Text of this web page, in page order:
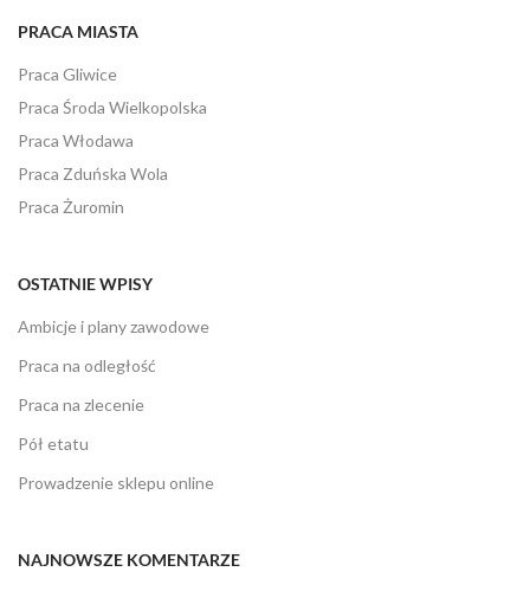
PRACA MIASTA
Praca Gliwice
Praca Środa Wielkopolska
Praca Włodawa
Praca Zduńska Wola
Praca Żuromin
OSTATNIE WPISY
Ambicje i plany zawodowe
Praca na odległość
Praca na zlecenie
Pół etatu
Prowadzenie sklepu online
NAJNOWSZE KOMENTARZE